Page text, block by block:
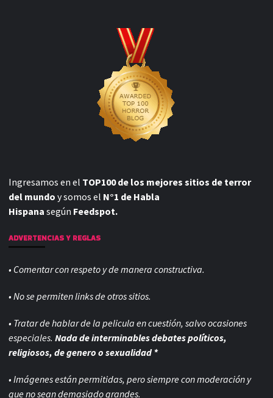
Ingresamos en el TOP100 de los mejores sitios de terror
del mundo y somos el N°1 de Habla
Hispana según Feedspot.
ADVERTENCIAS Y REGLAS
• Comentar con respeto y de manera constructiva.
• No se permiten links de otros sitios.
• Tratar de hablar de la pelicula en cuestión, salvo ocasiones
especiales. Nada de interminables debates políticos,
religiosos, de genero o sexualidad *
• Imágenes están permitidas, pero siempre conmoderación y
que no sean demasiado grandes.